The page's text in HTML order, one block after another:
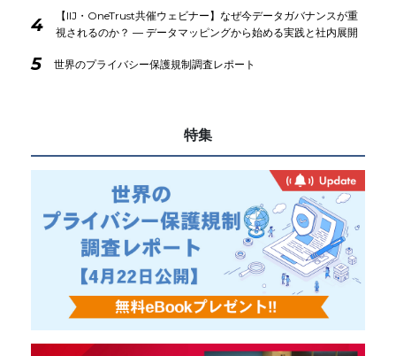
4
【IIJ・OneTrust共催ウェビナー】なぜ今データガバナンスが重
視されるのか？ ― データマッピングから始める実践と社内展開
5 世界のプライバシー保護規制調査レポート
特集